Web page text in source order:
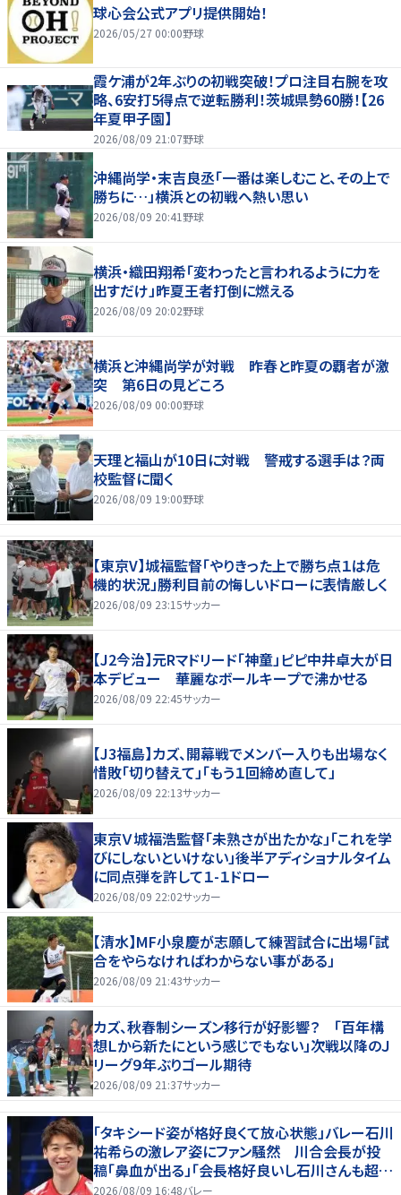
球心会公式アプリ提供開始！
2026/05/27 00:00野球
霞ケ浦が2年ぶりの初戦突破！プロ注目右腕を攻
略、6安打5得点で逆転勝利！茨城県勢60勝！【26
年夏甲子園】
2026/08/09 21:07野球
沖縄尚学・末吉良丞「一番は楽しむこと、その上で
勝ちに…」横浜との初戦へ熱い思い
2026/08/09 20:41 野球
横浜・織田翔希「変わったと言われるように力を
出すだけ」昨夏王者打倒に燃える
2026/08/09 20:02野球
横浜と沖縄尚学が対戦 昨春と昨夏の覇者が激
突 第6日の見どころ
2026/08/09 00:00野球
天理と福山が10日に対戦 警戒する選手は？両
校監督に聞く
2026/08/09 19:00野球
【東京V】城福監督「やりきった上で勝ち点１は危
機的状況」勝利目前の悔しいドローに表情厳しく
2026/08/09 23:15サッカー
【J2今治】元Rマドリード「神童」ピピ中井卓大が日
本デビュー 華麗なボールキープで沸かせる
2026/08/09 22:45サッカー
【J3福島】カズ、開幕戦でメンバー入りも出場なく
惜敗「切り替えて」「もう１回締め直して」
2026/08/09 22:13サッカー
東京Ｖ城福浩監督「未熟さが出たかな」「これを学
びにしないといけない」後半アディショナルタイム
に同点弾を許して１-１ドロー
2026/08/09 22:02サッカー
【清水】MF小泉慶が志願して練習試合に出場「試
合をやらなければわからない事がある」
2026/08/09 21:43サッカー
カズ、秋春制シーズン移行が好影響？ 「百年構
想Ｌから新たにという感じでもない」次戦以降のＪ
リーグ９年ぶりゴール期待
2026/08/09 21:37サッカー
「タキシード姿が格好良くて放心状態」バレー石川
祐希らの激レア姿にファン騒然 川合会長が投
稿「鼻血が出る」「会長格好良いし石川さんも超格
好いい」
2026/08/09 16:48バレー